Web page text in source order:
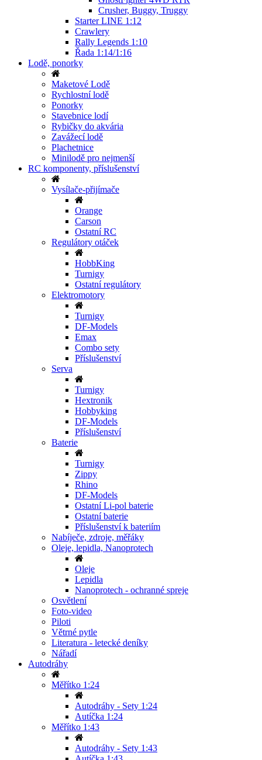
Crusher, Buggy, Truggy
Starter LINE 1:12
Crawlery
Rally Legends 1:10
Řada 1:14/1:16
Lodě, ponorky
Maketové Lodě
Rychlostní lodě
Ponorky
Stavebnice lodí
Rybičky do akvária
Zavážecí lodě
Plachetnice
Minilodě pro nejmenší
RC komponenty, příslušenství
Vysílače-přijímače
Orange
Carson
Ostatní RC
Regulátory otáček
HobbKing
Turnigy
Ostatní regulátory
Elektromotory
Turnigy
DF-Models
Emax
Combo sety
Příslušenství
Serva
Turnigy
Hextronik
Hobbyking
DF-Models
Příslušenství
Baterie
Turnigy
Zippy
Rhino
DF-Models
Ostatní Li-pol baterie
Ostatní baterie
Příslušenství k bateriím
Nabíječe, zdroje, měřáky
Oleje, lepidla, Nanoprotech
Oleje
Lepidla
Nanoprotech - ochranné spreje
Osvětlení
Foto-video
Piloti
Větrné pytle
Literatura - letecké deníky
Nářadí
Autodráhy
Měřítko 1:24
Autodráhy - Sety 1:24
Autíčka 1:24
Měřítko 1:43
Autodráhy - Sety 1:43